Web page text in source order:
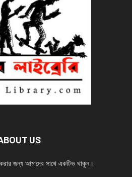
US
করার জন্য আমাদের সাথে একটিভ থাকুন।